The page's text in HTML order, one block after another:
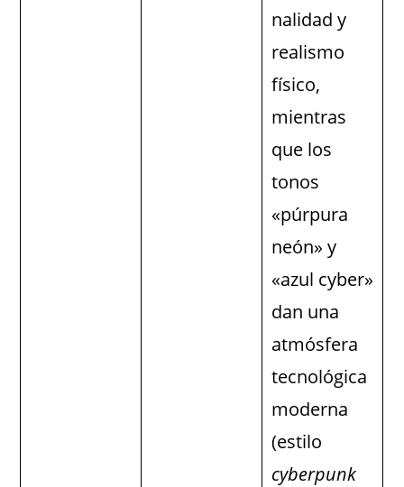
nalidad y
realismo
físico,
mientras
que los
tonos
«púrpura
neón» y
«azul cyber»
dan una
atmósfera
tecnológica
moderna
(estilo
cyberpunk